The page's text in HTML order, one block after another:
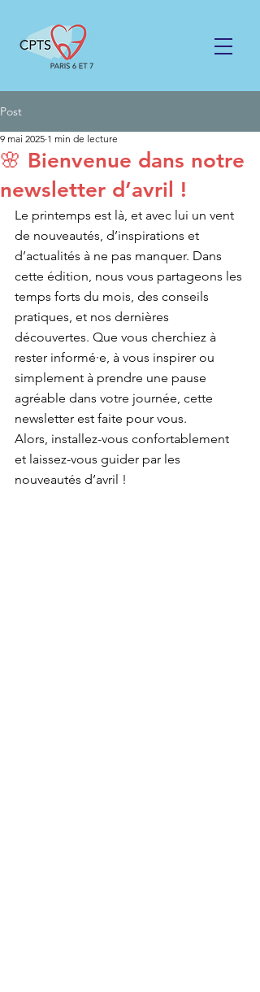
Post
🌸 Bienvenue dans notre
newsletter d’avril !
9 mai 2025 1 min de lecture
Le printemps est là, et avec lui un vent
de nouveautés, d’inspirations et
d’actualités à ne pas manquer. Dans
cette édition, nous vous partageons les
temps forts du mois, des conseils
pratiques, et nos dernières
découvertes. Que vous cherchiez à
rester informé·e, à vous inspirer ou
simplement à prendre une pause
agréable dans votre journée, cette
newsletter est faite pour vous.
Alors, installez-vous confortablement
et laissez-vous guider par les
nouveautés d’avril !